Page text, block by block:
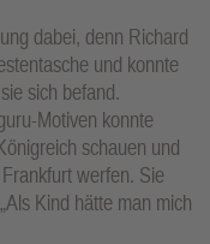
dabei, denn Richard
und konnte
sich befand.
Motiven konnte
schauen und
werfen. Sie
Kind hätte man mich